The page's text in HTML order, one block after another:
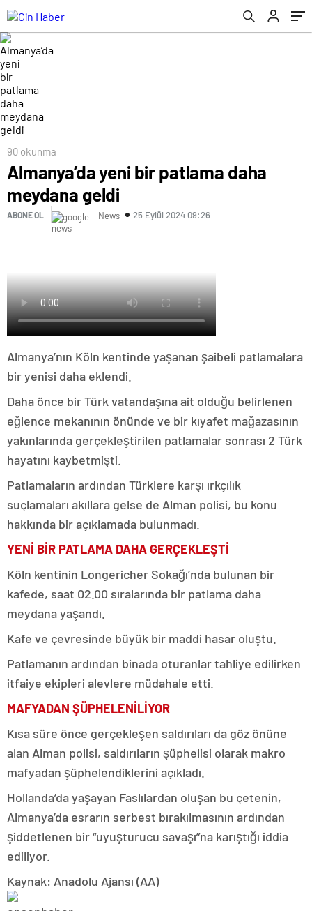
90 okunma
Almanya’da yeni bir patlama daha
meydana geldi
ABONE OL News 25 Eylül 2024 09:26
Almanya’nın Köln kentinde yaşanan şaibeli patlamalara
bir yenisi daha eklendi.
Daha önce bir Türk vatandaşına ait olduğu belirlenen
eğlence mekanının önünde ve bir kıyafet mağazasının
yakınlarında gerçekleştirilen patlamalar sonrası 2 Türk
hayatını kaybetmişti.
Patlamaların ardından Türklere karşı ırkçılık
suçlamaları akıllara gelse de Alman polisi, bu konu
hakkında bir açıklamada bulunmadı.
YENİ BİR PATLAMA DAHA GERÇEKLEŞTİ
Köln kentinin Longericher Sokağı’nda bulunan bir
kafede, saat 02.00 sıralarında bir patlama daha
meydana yaşandı.
Kafe ve çevresinde büyük bir maddi hasar oluştu.
Patlamanın ardından binada oturanlar tahliye edilirken
itfaiye ekipleri alevlere müdahale etti.
MAFYADAN ŞÜPHELENİLİYOR
Kısa süre önce gerçekleşen saldırıları da göz önüne
alan Alman polisi, saldırıların şüphelisi olarak makro
mafyadan şüphelendiklerini açıkladı.
Hollanda’da yaşayan Faslılardan oluşan bu çetenin,
Almanya’da esrarın serbest bırakılmasının ardından
şiddetlenen bir “uyuşturucu savaşı”na karıştığı iddia
ediliyor.
Kaynak: Anadolu Ajansı (AA)